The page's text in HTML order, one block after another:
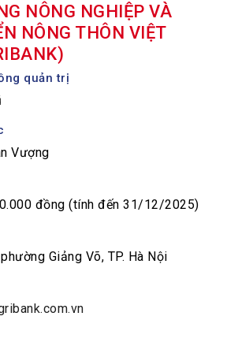
NÔNG NGHIỆP VÀ
NÔNG THÔN VIỆT
quản trị
Vượng
đồng (tính đến 31/12/2025)
Giảng Võ, TP. Hà Nội